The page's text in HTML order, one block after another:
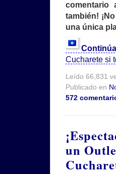
comentario
también!
una única
Cucharete si
Leído 66,831
Publicado en
572
un